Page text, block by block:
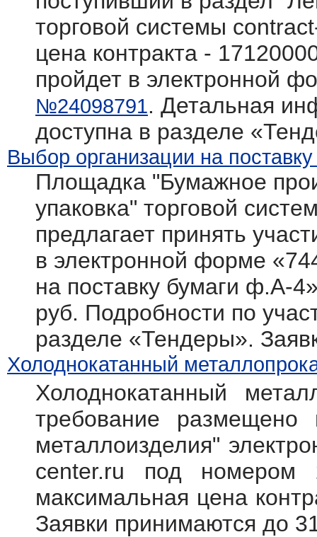
торговой системы
цена контракта -
пройдет в электронной
№24098791. Детальная
доступна в разделе
Выбор организации на
Площадка "Бумажное
упаковка" торговой
предлагает принять
в электронной форме
на поставку бумаги ф.А-
руб. Подробности по
разделе «Тендеры».
Холоднокатанный
Холоднокатанный
требование
металлоизделия"
center.ru под номером
максимальная цена
Заявки принимаются до